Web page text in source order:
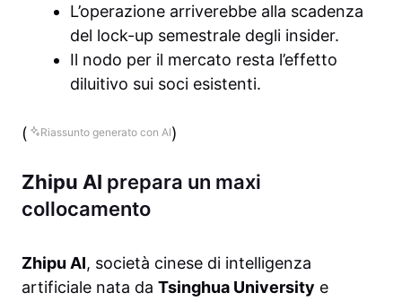
L’operazione arriverebbe alla scadenza
del lock-up semestrale degli insider.
Il nodo per il mercato resta l’effetto
diluitivo sui soci esistenti.
( Riassunto generato con AI)
Zhipu AI prepara un maxi
collocamento
Zhipu AI, società cinese di intelligenza
artificiale nata da Tsinghua University e